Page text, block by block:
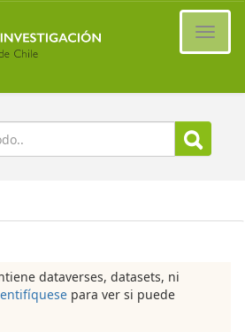
dataverses, datasets, ni
para ver si puede